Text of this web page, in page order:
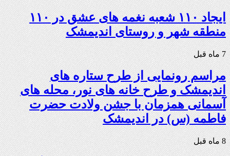
ایجاد ۱۱۰ شعبه نغمه های عشق در ۱۱۰
منطقه شهر و روستای اندیمشک
7 ماه قبل
مراسم رونمایی از طرح ستاره های
اندیمشک و طرح خانه های نور، محله های
آسمانی همزمان با جشن ولادت حضرت
فاطمه (س) در اندیمشک
8 ماه قبل